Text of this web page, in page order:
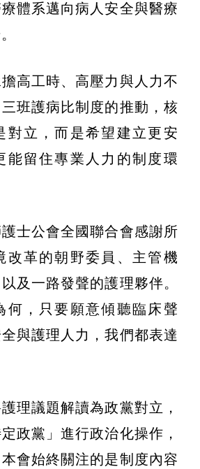
體系邁向病人安全與醫療
高工時、高壓力與人力不
班護病比制度的推動，核
對立，而是希望建立更安
能留住專業人力的制度環
士公會全國聯合會感謝所
改革的朝野委員、主管機
及一路發聲的護理夥伴。
何，只要願意傾聽臨床聲
與護理人力，我們都表達
理議題解讀為政黨對立，
政黨」進行政治化操作，
會始終關注的是制度內容